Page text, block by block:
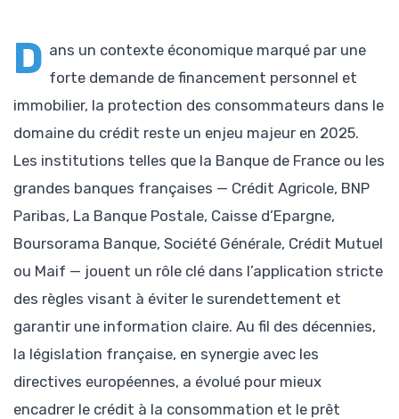
D ans un contexte économique marqué par une
forte demande de financement personnel et
immobilier, la protection des consommateurs dans le
domaine du crédit reste un enjeu majeur en 2025.
Les institutions telles que la Banque de France ou les
grandes banques françaises — Crédit Agricole, BNP
Paribas, La Banque Postale, Caisse d’Epargne,
Boursorama Banque, Société Générale, Crédit Mutuel
ou Maif — jouent un rôle clé dans l’application stricte
des règles visant à éviter le surendettement et
garantir une information claire. Au fil des décennies,
la législation française, en synergie avec les
directives européennes, a évolué pour mieux
encadrer le crédit à la consommation et le prêt